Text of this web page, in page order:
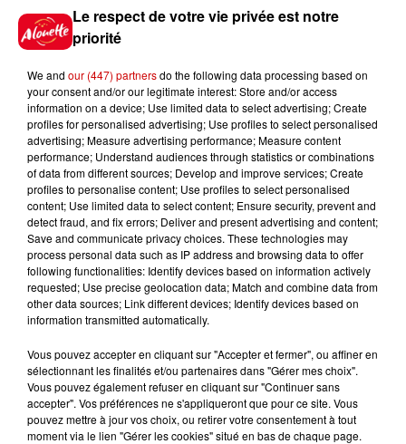
Gagnez vos places pour le
festival Marché Gourmand 2026
Le Duel - Gagnez vos entrées
pour l'un des zoos de nos
régions !
Destination Vacances - Gagnez
votre séjour en famille au cœur
de la...
Destination Vacances : inscrivez-
vous !
Le respect de votre vie privée est notre
priorité
We and our (447) partnersdo the following data processing based on
your consent and/or our legitimate interest: Store and/or access
information on a device; Use limited data to select advertising; Create
profiles for personalised advertising; Use profiles to select personalised
advertising; Measure advertising performance; Measure content
performance; Understand audiences through statistics or combinations
of data from different sources; Develop and improve services; Create
profiles to personalise content; Use profiles to select personalised
content; Use limited data to select content; Ensure security, prevent and
detect fraud, and fix errors; Deliver and present advertising and content;
Save and communicate privacy choices. These technologies may
process personal data such as IP address and browsing data to offer
following functionalities: Identify devices based on information actively
requested; Use precise geolocation data; Match and combine data from
other data sources; Link different devices; Identify devices based on
information transmitted automatically.
Vous pouvez accepter en cliquant sur "Accepter et fermer", ou affiner en
sélectionnant les finalités et/ou partenaires dans "Gérer mes choix".
Vous pouvez également refuser en cliquant sur "Continuer sans
accepter". Vos préférences ne s'appliqueront que pour ce site. Vous
pouvez mettre à jour vos choix, ou retirer votre consentement à tout
moment via le lien "Gérer les cookies" situé en bas de chaque page.